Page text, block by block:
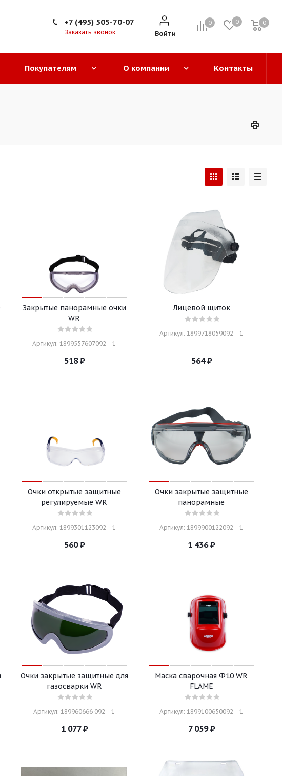
0 0 0
0
Войти
+7 (495) 505-70-07
Заказать звонок
Покупателям О компании Контакты
Закрытые панорамные очки
WR
Артикул: 1899557607092    1
518₽
Лицевой щиток
Артикул: 1899718059092    1
564₽
Очки открытые защитные
регулируемые WR
Артикул: 1899301123092    1
560₽
Очки закрытые защитные
панорамные
Артикул: 1899900122092    1
1 436₽
Очки закрытые защитные для
газосварки WR
Артикул: 189960666 092    1
1 077₽
Маска сварочная Ф10 WR
FLAME
Артикул: 1899100650092    1
7 059₽